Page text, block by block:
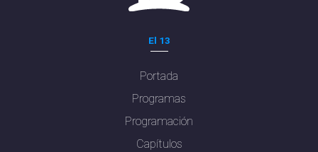
El 13
Portada
Programas
Programación
Capítulos